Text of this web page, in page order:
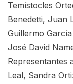
Temístocles
Benedetti, Juan
Guillermo
José David
Representantes
Leal, Sandra